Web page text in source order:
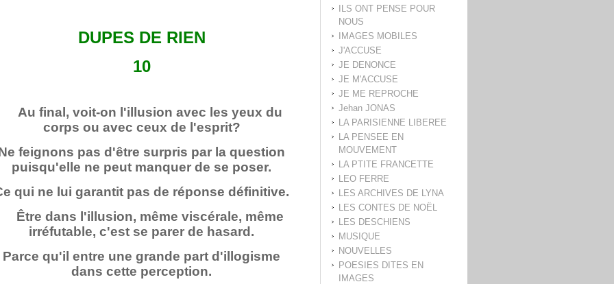
ILS ONT PENSE POUR
NOUS
IMAGES MOBILES
J'ACCUSE
JE DENONCE
JE M'ACCUSE
JE ME REPROCHE
Jehan JONAS
LA PARISIENNE LIBEREE
LA PENSEE EN
MOUVEMENT
LA PTITE FRANCETTE
LEO FERRE
LES ARCHIVES DE LYNA
LES CONTES DE NOËL
LES DESCHIENS
MUSIQUE
NOUVELLES
POESIES DITES EN
IMAGES
DUPES DE RIEN
10
Au final, voit-on l'illusion avec les yeux du
corps ou avec ceux de l'esprit?
feignons pas d'être surpris par la question
puisqu'elle ne peut manquer de se poser.
qui ne lui garantit pas de réponse définitive.
Être dans l'illusion, même viscérale, même
irréfutable, c'est se parer de hasard.
Parce qu'il entre une grande part d'illogisme
dans cette perception.